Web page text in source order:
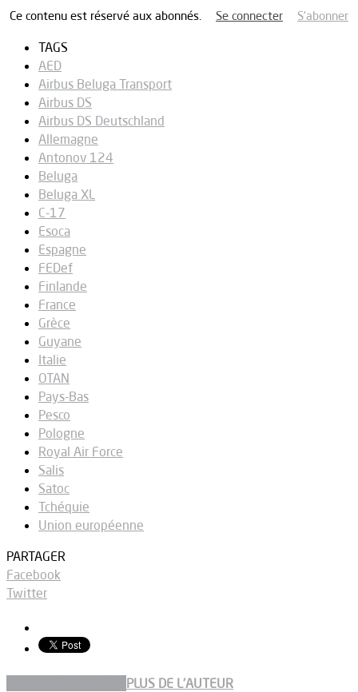
Ce contenu est réservé aux abonnés. Se connecter S’abonner
TAGS
AED
Airbus Beluga Transport
Airbus DS
Airbus DS Deutschland
Allemagne
Antonov 124
Beluga
Beluga XL
C-17
Esoca
Espagne
FEDef
Finlande
France
Grèce
Guyane
Italie
OTAN
Pays-Bas
Pesco
Pologne
Royal Air Force
Salis
Satoc
Tchéquie
Union européenne
PARTAGER
Facebook
Twitter
PLUS DE L'AUTEUR